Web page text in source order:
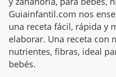
Guiainfantil.com nos
una receta fácil, rápida y
elaborar. Una receta con
nutrientes, fibras, ideal
bebés.